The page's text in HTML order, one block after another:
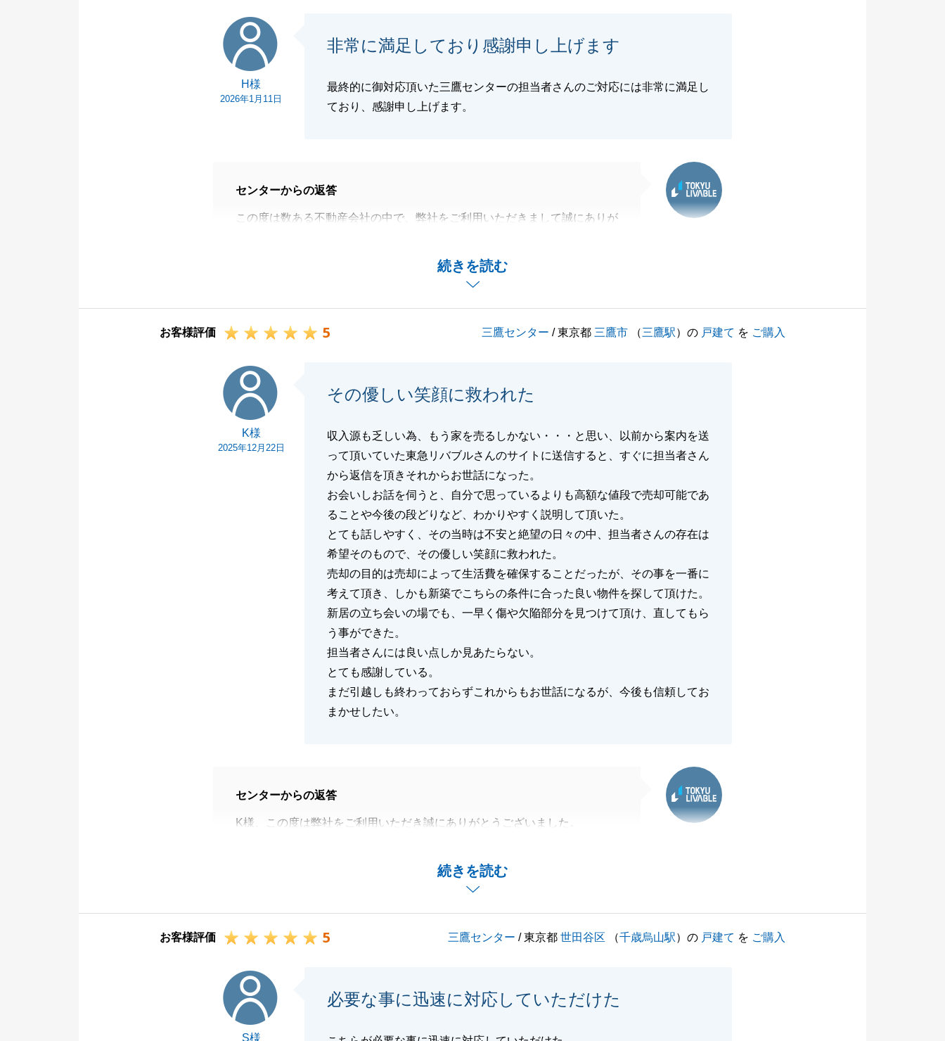
H様
2026年1月11日
非常に満足しており感謝申し上げます
最終的に御対応頂いた三鷹センターの担当者さんのご対応には非常に満足し
ており、感謝申し上げます。
続きを読む
センターからの返答
この度は数ある不動産会社の中で、弊社をご利用いただきまして誠にありが
また、丁寧なアンケートまでいただき、深く感謝申し上げます。
ご評価いただきました点につきましては、今後の励みとし営業活動に活かし
今後とも東急リバブルをご愛顧の程、よろしくお願いいたします。
お客様評価 5 三鷹センター / 東京都 三鷹市 （三鷹駅）の 戸建て を ご購入
K様
2025年12月22日
その優しい笑顔に救われた
収入源も乏しい為、もう家を売るしかない・・・と思い、以前から案内を送
って頂いていた東急リバブルさんのサイトに送信すると、すぐに担当者さん
から返信を頂きそれからお世話になった。
お会いしお話を伺うと、自分で思っているよりも高額な値段で売却可能であ
ることや今後の段どりなど、わかりやすく説明して頂いた。
とても話しやすく、その当時は不安と絶望の日々の中、担当者さんの存在は
希望そのもので、その優しい笑顔に救われた。
売却の目的は売却によって生活費を確保することだったが、その事を一番に
考えて頂き、しかも新築でこちらの条件に合った良い物件を探して頂けた。
新居の立ち会いの場でも、一早く傷や欠陥部分を見つけて頂け、直してもら
う事ができた。
担当者さんには良い点しか見あたらない。
とても感謝している。
まだ引越しも終わっておらずこれからもお世話になるが、今後も信頼してお
まかせしたい。
続きを読む
センターからの返答
K様、この度は弊社をご利用いただき誠にありがとうございました。
ご売却のお手続きに関しては現在進行中ですが、K様のご協力があったから
閉じる
お客様評価 5 三鷹センター / 東京都世田谷区 （千歳烏山駅）の 戸建て を ご購入
S様
必要な事に迅速に対応していただけた